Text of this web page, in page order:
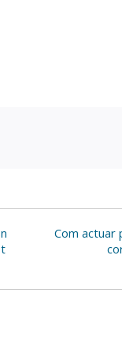
Com actuar